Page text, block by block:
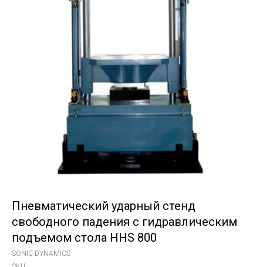
Пневматический ударный стенд
свободного падения с гидравлическим
подъемом стола HHS 800
SONIC DYNAMICS